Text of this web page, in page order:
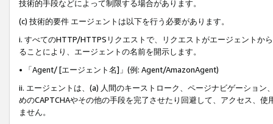
技術的手段などによって制限する場合があります。
(c) 技術的要件 エージェントは以下を行う必要があります。
i. すべてのHTTP/HTTPSリクエストで、リクエストがエージェントか
ることにより、エージェントの名前を開示します。
• 「Agent/ [エージェント名]」(例: Agent/AmazonAgent)
ii. エージェントは、(a) 人間のキーストローク、ページナビゲーショ
めのCAPTCHAやその他の手段を完了させたり回避して、アクセス、
ません。